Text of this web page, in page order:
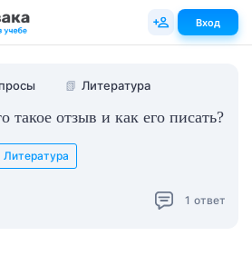
📗 Литература
такое отзыв и как его писать?
Литература
1 ответ
Вход